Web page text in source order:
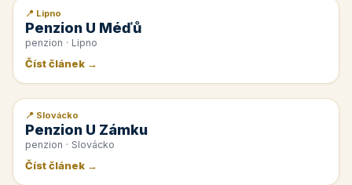
📰 PR článek
📍 Lipno
Penzion U Méďů
penzion · Lipno
Číst článek →
📰 PR článek
📍 Slovácko
Penzion U Zámku
penzion · Slovácko
Číst článek →